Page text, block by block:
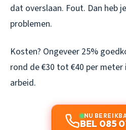
dat overslaan. Fout. Dan heb
problemen.
Kosten? Ongeveer 25%
rond de €30 tot €40 per
arbeid.
NU
BEL 085